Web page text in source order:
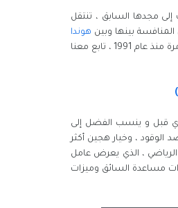
إلى مجدها السابق ، تنتقل
هوندا
لأول مرة منذ عام 1991 ، تابع معنا
فيه بشدة فستكون كامري 2021 أكثر جاذبية من ذي قبل و ينسب الفضل إلى
الوقود ، وخيار هجين أكثر
الرياضي ، الذي يعرض عامل
مساعدة السائق وميزات